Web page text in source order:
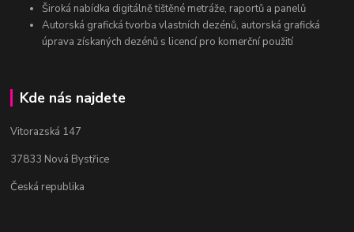
Široká nabídka digitálně tištěné metráže, raportů a panelů
Autorská grafická tvorba vlastních dezénů, autorská grafická
úprava získaných dezénů s licencí pro komerční použití
Kde nás najdete
Vitorazská 147
37833 Nová Bystřice
Česká republika